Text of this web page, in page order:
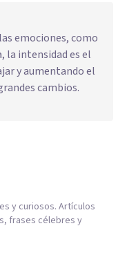
emociones, como
la intensidad es el
y aumentando el
cambios.
y curiosos. Artículos
frases célebres y